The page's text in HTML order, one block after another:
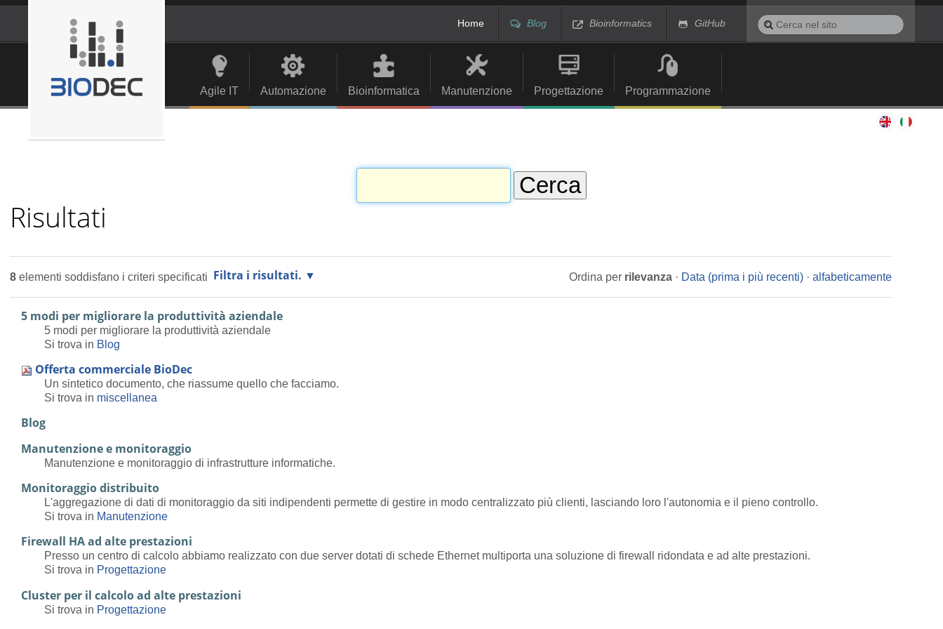
Home Blog Bioinformatics GitHub
Cerca
nel
Ricerca
Agile IT Automazione Bioinformatica Manutenzione Progettazione Programmazione
Risultati
8 elementi soddisfano i criteri specificati Filtra i risultati. Ordina per rilevanza · Data (prima i più recenti) · alfabeticamente
5 modi per migliorare la produttività aziendale
5 modi per migliorare la produttività aziendale
Si trova in Blog
Offerta commerciale BioDec
Un sintetico documento, che riassume quello che facciamo.
Si trova in miscellanea
Blog
Manutenzione e monitoraggio
Manutenzione e monitoraggio di infrastrutture informatiche.
Monitoraggio distribuito
L'aggregazione di dati di monitoraggio da siti indipendenti permette di gestire in modo centralizzato più clienti, lasciando loro l'autonomia e il pieno controllo.
Si trova in Manutenzione
Firewall HA ad alte prestazioni
Presso un centro di calcolo abbiamo realizzato con due server dotati di schede Ethernet multiporta una soluzione di firewall ridondata e ad alte prestazioni.
Si trova in Progettazione
Cluster per il calcolo ad alte prestazioni
Si trova in Progettazione